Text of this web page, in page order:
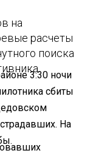
на
расчеты
поиска
3:30 ночи
сбиты
На